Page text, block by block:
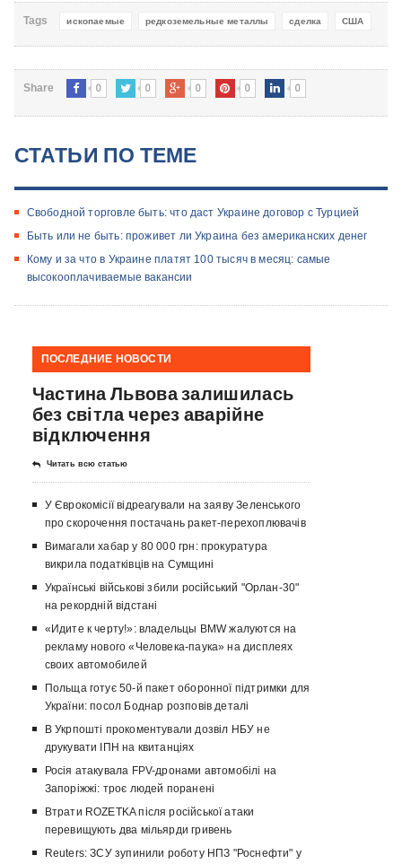
Tags ископаемые редкоземельные металлы сделка США
Share 0 0 0 0 0
СТАТЬИ ПО ТЕМЕ
Свободной торговле быть: что даст Украине договор с Турцией
Быть или не быть: проживет ли Украина без американских денег
Кому и за что в Украине платят 100 тысяч в месяц: самые
высокооплачиваемые вакансии
ПОСЛЕДНИЕ НОВОСТИ
Частина Львова залишилась
без світла через аварійне
відключення
Читать всю статью
У Єврокомісії відреагували на заяву Зеленського
про скорочення постачань ракет-перехоплювачів
Вимагали хабар у 80 000 грн: прокуратура
викрила податківців на Сумщині
Українські військові збили російський "Орлан-30"
на рекордній відстані
«Идите к черту!»: владельцы BMW жалуются на
рекламу нового «Человека-паука» на дисплеях
своих автомобилей
Польща готує 50-й пакет оборонної підтримки для
України: посол Боднар розповів деталі
В Укрпошті прокоментували дозвіл НБУ не
друкувати ІПН на квитанціях
Росія атакувала FPV-дронами автомобілі на
Запоріжжі: троє людей поранені
Втрати ROZETKA після російської атаки
перевищують два мільярди гривень
Reuters: ЗСУ зупинили роботу НПЗ "Роснефти" у